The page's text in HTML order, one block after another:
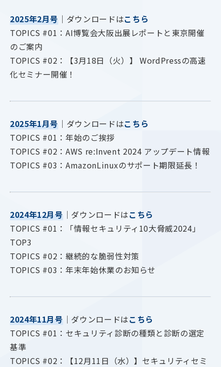
2025年2月号 ｜ダウンロードはこちら
TOPICS #01：AI博覧会大阪出展レポートと東京開催
のご案内
TOPICS #02：【3月18日（火）】 WordPressの高速
化セミナー開催！
2025年1月号 ｜ダウンロードはこちら
TOPICS #01：年始のご挨拶
TOPICS #02：AWS re:Invent 2024 アップデート情報
TOPICS #03：AmazonLinuxのサポート期限延長！
2024年12月号｜ダウンロードはこちら
TOPICS #01：「情報セキュリティ10大脅威2024」
TOP3
TOPICS #02：継続的な脆弱性対策
TOPICS #03：年末年始休業のお知らせ
2024年11月号｜ダウンロードはこちら
TOPICS #01：セキュリティ診断の種類と診断の選定
基準
TOPICS #02：【12月11日（水）】セキュリティセミ